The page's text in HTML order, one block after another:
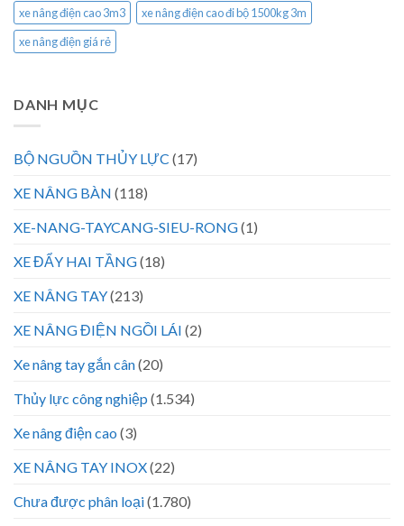
xe nâng điện cao 3m3
xe nâng điện cao đi bộ 1500kg 3m
xe nâng điện giá rẻ
DANH MỤC
BỘ NGUỒN THỦY LỰC (17)
XE NÂNG BÀN (118)
XE-NANG-TAYCANG-SIEU-RONG(1)
XE ĐẨY HAI TẦNG(18)
XE NÂNG TAY(213)
XE NÂNG ĐIỆN NGỒI LÁI (2)
Xe nâng tay gắn cân(20)
Thủy lực công nghiệp (1.534)
Xe nâng điện cao (3)
XE NÂNG TAY INOX(22)
Chưa được phân loại(1.780)